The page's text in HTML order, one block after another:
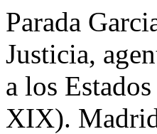
Parada
Justicia,
a los
XIX).